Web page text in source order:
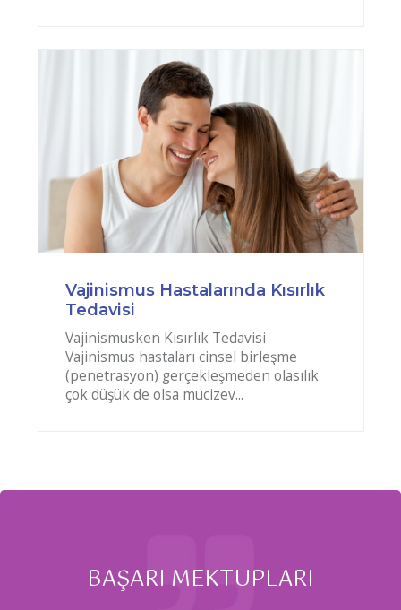
Vajinismus Hastalarında Kısırlık
Tedavisi
Vajinismusken Kısırlık Tedavisi
Vajinismus hastaları cinsel birleşme
(penetrasyon) gerçekleşmeden olasılık
çok düşük de olsa mucizev...
BAŞARI MEKTUPLARI